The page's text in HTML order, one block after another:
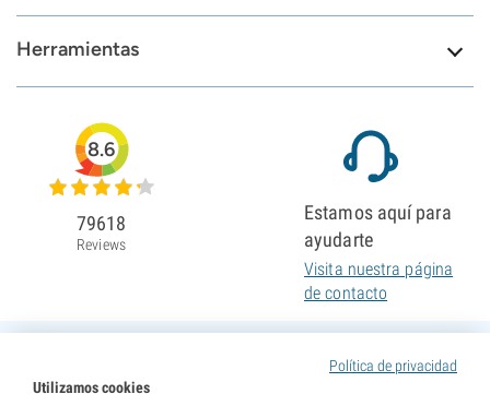
Herramientas
Política de privacidad
Utilizamos cookies
8.6
79618
Reviews
Estamos aquí para
ayudarte
Visita nuestra página
de contacto